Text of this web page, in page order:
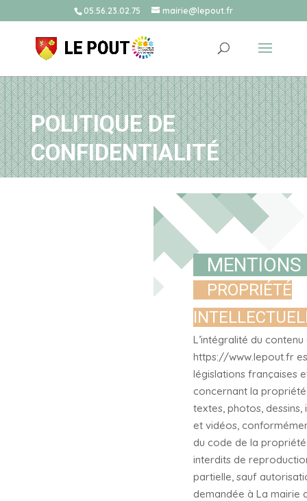
05.56.23.02.75 mairie@lepout.fr
POLITIQUE DE
CONFIDENTIALITÉ
MENTIONS
PROPRIÉTÉ
L’intégralité du contenu
https://www.lepout.fr
législations françaises
concernant la
textes, photos, dessins,
et vidéos,
du code de la
interdits de
partielle, sauf
demandée à La mairie